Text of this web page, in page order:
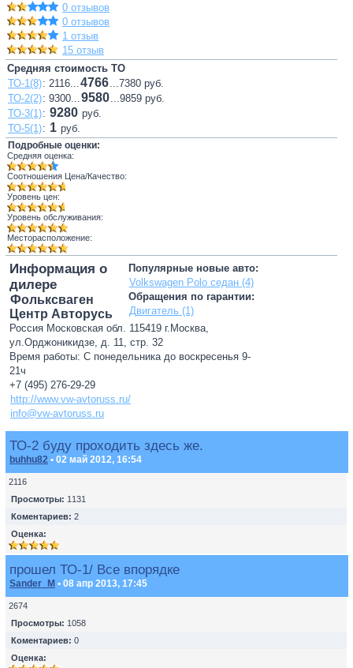
0 отзывов
0 отзывов
1 отзыв
15 отзыв
Средняя стоимость ТО
ТО-1(8): 2116...4766...7380 руб.
ТО-2(2): 9300...9580...9859 руб.
ТО-3(1): 9280 руб.
ТО-5(1): 1 руб.
Подробные оценки:
Средняя оценка:
Соотношения Цена/Качество:
Уровень цен:
Уровень обслуживания:
Месторасположение:
Популярные новые авто:
Volkswagen Polo седан (4)
Обращения по гарантии:
Двигатель (1)
Информация о
дилере
Фольксваген
Центр Авторусь
Россия Московская обл. 115419 г.Москва,
ул.Орджоникидзе, д. 11, стр. 32
Время работы: С понедельника до воскресенья 9-
21ч
+7 (495) 276-29-29
http://www.vw-avtoruss.ru/
info@vw-avtoruss.ru
ТО-2 буду проходить здесь же.
buhhu82 • 02 май 2012, 16:54
2116
Просмотры: 1131
Коментариев: 2
Оценка:
прошел ТО-1/ Все впорядке
Sander_M • 08 апр 2013, 17:45
2674
Просмотры: 1058
Коментариев: 0
Оценка: